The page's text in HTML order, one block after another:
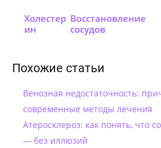
Холестер
ин
Восстановление
сосудов
Похожие статьи
Венозная недостаточность:
современные методы лечения
Атеросклероз: как понять, что
— без иллюзий